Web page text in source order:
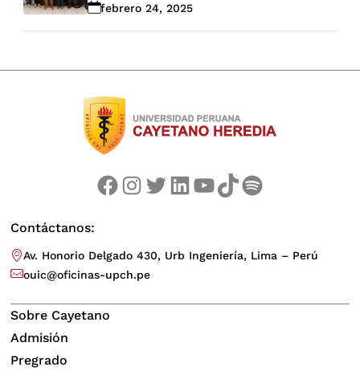
febrero 24, 2025
Facebook Instagram Twitter LinkedIn YouTube TikTok Spotify
Contáctanos:
Av. Honorio Delgado 430, Urb Ingeniería, Lima – Perú
ouic@oficinas-upch.pe
Sobre Cayetano
Admisión
Pregrado